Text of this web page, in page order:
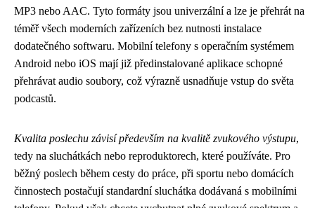
MP3 nebo AAC. Tyto formáty jsou univerzální a lze je přehrát na
téměř všech moderních zařízeních bez nutnosti instalace
dodatečného softwaru. Mobilní telefony s operačním systémem
Android nebo iOS mají již předinstalované aplikace schopné
přehrávat audio soubory, což výrazně usnadňuje vstup do světa
podcastů.
Kvalita poslechu závisí především na kvalitě zvukového výstupu,
tedy na sluchátkách nebo reproduktorech, které používáte. Pro
běžný poslech během cesty do práce, při sportu nebo domácích
činnostech postačují standardní sluchátka dodávaná s mobilními